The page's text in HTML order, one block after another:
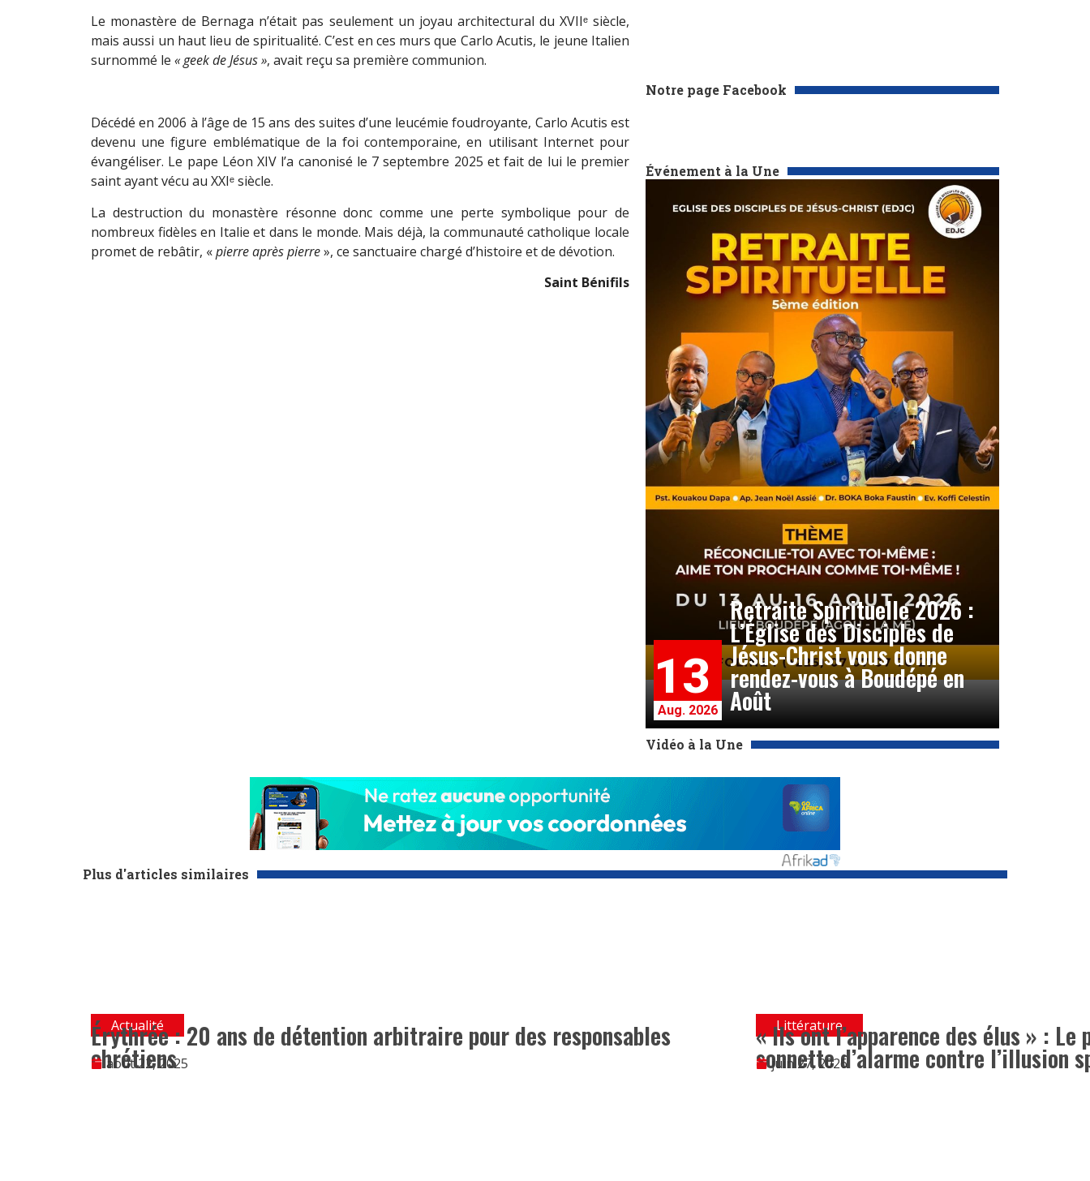
Notre page Facebook
Événement à la Une
13
Aug. 2026
Retraite Spirituelle 2026 :
L’Église des Disciples de
Jésus-Christ vous donne
rendez-vous à Boudépé en
Août
Vidéo à la Une
Le monastère de Bernaga n’était pas seulement un joyau architectural du XVIIᵉ siècle,
mais aussi un haut lieu de spiritualité. C’est en ces murs que Carlo Acutis, le jeune Italien
surnommé le « geek de Jésus », avait reçu sa première communion.
Décédé en 2006 à l’âge de 15 ans des suites d’une leucémie foudroyante, Carlo Acutis est
devenu une figure emblématique de la foi contemporaine, en utilisant Internet pour
évangéliser. Le pape Léon XIV l’a canonisé le 7 septembre 2025 et fait de lui le premier
saint ayant vécu au XXIᵉ siècle.
La destruction du monastère résonne donc comme une perte symbolique pour de
nombreux fidèles en Italie et dans le monde. Mais déjà, la communauté catholique locale
promet de rebâtir, «pierre après pierre», ce sanctuaire chargé d’histoire et de dévotion.
Saint Bénifils
Plus d'articles similaires
Actualité
Érythrée : 20 ans de détention arbitraire pour des responsables
chrétiens
août 22, 2025
Littérature
« Ils ont l’apparence des élus » :
sonnette d’alarme contre l’illusion
juin 27, 2026